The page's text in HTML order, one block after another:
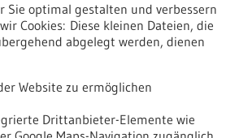
foerderung-von-projekten-
und-umweltbedingten-faktoren-
in der Medizintechnik
Sie optimal gestalten und verbessern
Cookies: Diese kleinen Dateien, die
abgelegt werden, dienen
Website zu ermöglichen
Drittanbieter-Elemente wie